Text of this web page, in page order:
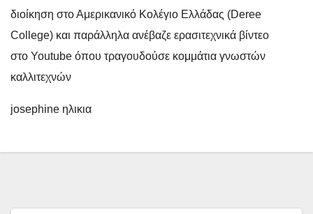
διοίκηση στο Αμερικανικό Κολέγιο Ελλάδας (Deree
College) και παράλληλα ανέβαζε ερασιτεχνικά βίντεο
στο Youtube όπου τραγουδούσε κομμάτια γνωστών
καλλιτεχνών
josephine ηλικια